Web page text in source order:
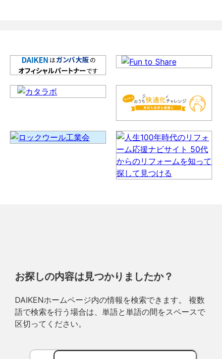
お探しの内容は見つかりましたか？
DAIKENホームページ内の情報を検索できます。 複数
語で検索を行う場合は、単語と単語の間をスペースで
区切ってください。